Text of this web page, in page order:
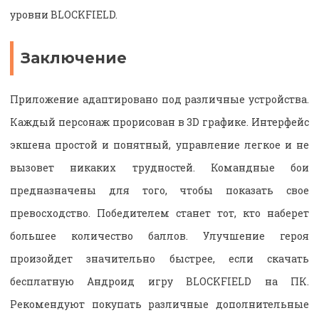
уровни BLOCKFIELD.
Заключение
Приложение адаптировано под различные устройства.
Каждый персонаж прорисован в 3D графике. Интерфейс
экшена простой и понятный, управление легкое и не
вызовет никаких трудностей. Командные бои
предназначены для того, чтобы показать свое
превосходство. Победителем станет тот, кто наберет
большее количество баллов. Улучшение героя
произойдет значительно быстрее, если скачать
бесплатную Андроид игру BLOCKFIELD на ПК.
Рекомендуют покупать различные дополнительные